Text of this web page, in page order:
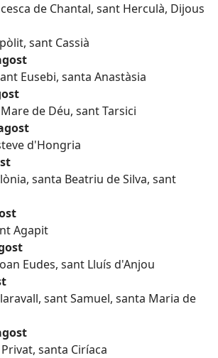
de Chantal, sant Herculà, Dijous
sant Cassià
Eusebi, santa Anastàsia
de Déu, sant Tarsici
d'Hongria
santa Beatriu de Silva, sant
Agapit
Eudes, sant Lluís d'Anjou
sant Samuel, santa Maria de
santa Ciríaca